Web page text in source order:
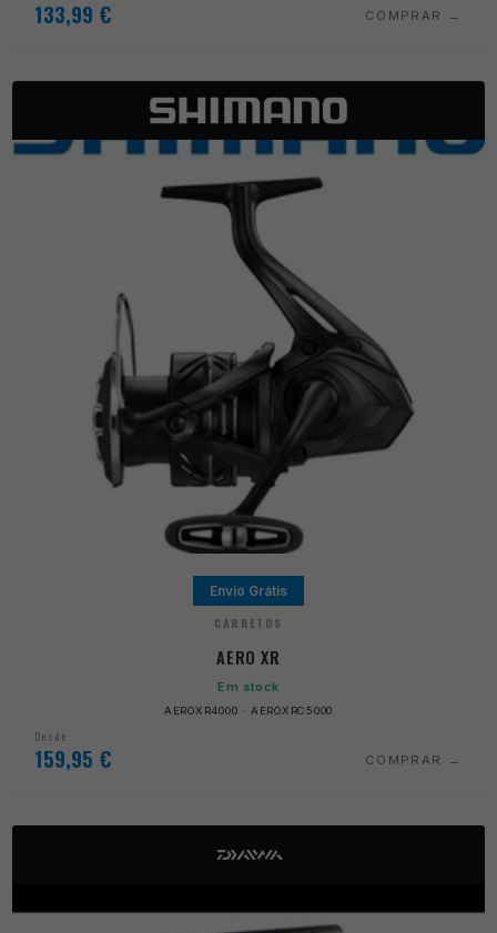
133,99 € COMPRAR
Envio Grátis
CARRETOS
AERO XR
Em stock
AEROXR4000 · AEROXRC5000
Desde
159,95 € COMPRAR